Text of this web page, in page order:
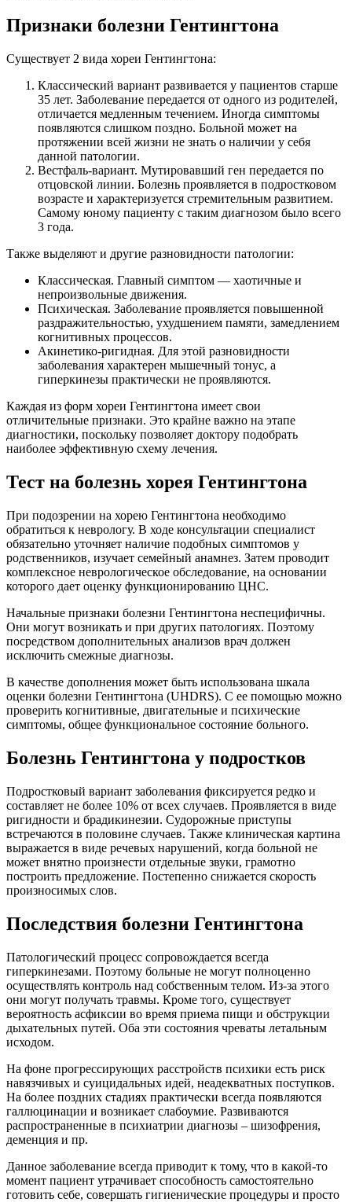
Признаки болезни Гентингтона
Существует 2 вида хореи Гентингтона:
Классический вариант развивается у пациентов старше
35 лет. Заболевание передается от одного из родителей,
отличается медленным течением. Иногда симптомы
появляются слишком поздно. Больной может на
протяжении всей жизни не знать о наличии у себя
данной патологии.
Вестфаль-вариант. Мутировавший ген передается по
отцовской линии. Болезнь проявляется в подростковом
возрасте и характеризуется стремительным развитием.
Самому юному пациенту с таким диагнозом было всего
3 года.
Также выделяют и другие разновидности патологии:
Классическая. Главный симптом — хаотичные и
непроизвольные движения.
Психическая. Заболевание проявляется повышенной
раздражительностью, ухудшением памяти, замедлением
когнитивных процессов.
Акинетико-ригидная. Для этой разновидности
заболевания характерен мышечный тонус, а
гиперкинезы практически не проявляются.
Каждая из форм хореи Гентингтона имеет свои
отличительные признаки. Это крайне важно на этапе
диагностики, поскольку позволяет доктору подобрать
наиболее эффективную схему лечения.
Тест на болезнь хорея Гентингтона
При подозрении на хорею Гентингтона необходимо
обратиться к неврологу. В ходе консультации специалист
обязательно уточняет наличие подобных симптомов у
родственников, изучает семейный анамнез. Затем проводит
комплексное неврологическое обследование, на основании
которого дает оценку функционированию ЦНС.
Начальные признаки болезни Гентингтона неспецифичны.
Они могут возникать и при других патологиях. Поэтому
посредством дополнительных анализов врач должен
исключить смежные диагнозы.
В качестве дополнения может быть использована шкала
оценки болезни Гентингтона (UHDRS). С ее помощью можно
проверить когнитивные, двигательные и психические
симптомы, общее функциональное состояние больного.
Болезнь Гентингтона у подростков
Подростковый вариант заболевания фиксируется редко и
составляет не более 10% от всех случаев. Проявляется в виде
ригидности и брадикинезии. Судорожные приступы
встречаются в половине случаев. Также клиническая картина
выражается в виде речевых нарушений, когда больной не
может внятно произнести отдельные звуки, грамотно
построить предложение. Постепенно снижается скорость
произносимых слов.
Последствия болезни Гентингтона
Патологический процесс сопровождается всегда
гиперкинезами. Поэтому больные не могут полноценно
осуществлять контроль над собственным телом. Из-за этого
они могут получать травмы. Кроме того, существует
вероятность асфиксии во время приема пищи и обструкции
дыхательных путей. Оба эти состояния чреваты летальным
исходом.
На фоне прогрессирующих расстройств психики есть риск
навязчивых и суицидальных идей, неадекватных поступков.
На более поздних стадиях практически всегда появляются
галлюцинации и возникает слабоумие. Развиваются
распространенные в психиатрии диагнозы – шизофрения,
деменция и пр.
Данное заболевание всегда приводит к тому, что в какой-то
момент пациент утрачивает способность самостоятельно
готовить себе, совершать гигиенические процедуры и просто